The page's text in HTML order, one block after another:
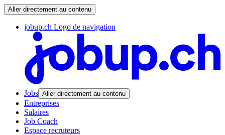
Aller directement au contenu
jobup.ch Logo de navigation
Jobs Aller directement au contenu
Entreprises
Salaires
Job Coach
Espace recruteurs